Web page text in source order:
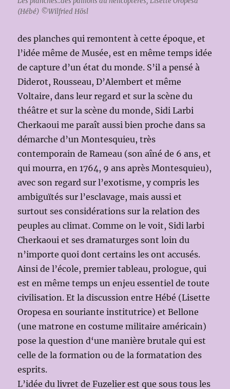
(Hébé) ©Wilfried Hösl
des planches qui remontent à cette époque, et
l’idée même de Musée, est en même temps idée
de capture d’un état du monde. S’il a pensé à
Diderot, Rousseau, D’Alembert et même
Voltaire, dans leur regard et sur la scène du
théâtre et sur la scène du monde, Sidi Larbi
Cherkaoui me paraît aussi bien proche dans sa
démarche d’un Montesquieu, très
contemporain de Rameau (son aîné de 6 ans, et
qui mourra, en 1764, 9 ans après Montesquieu),
avec son regard sur l’exotisme, y compris les
ambiguïtés sur l’esclavage, mais aussi et
surtout ses considérations sur la relation des
peuples au climat. Comme on le voit, Sidi larbi
Cherkaoui et ses dramaturges sont loin du
n’importe quoi dont certains les ont accusés.
Ainsi de l’école, premier tableau, prologue, qui
est en même temps un enjeu essentiel de toute
civilisation. Et la discussion entre Hébé (Lisette
Oropesa en souriante institutrice) et Bellone
(une matrone en costume militaire américain)
pose la question d‘une manière brutale qui est
celle de la formation ou de la formatation des
esprits.
L’idée du livret de Fuzelier est que sous tous les